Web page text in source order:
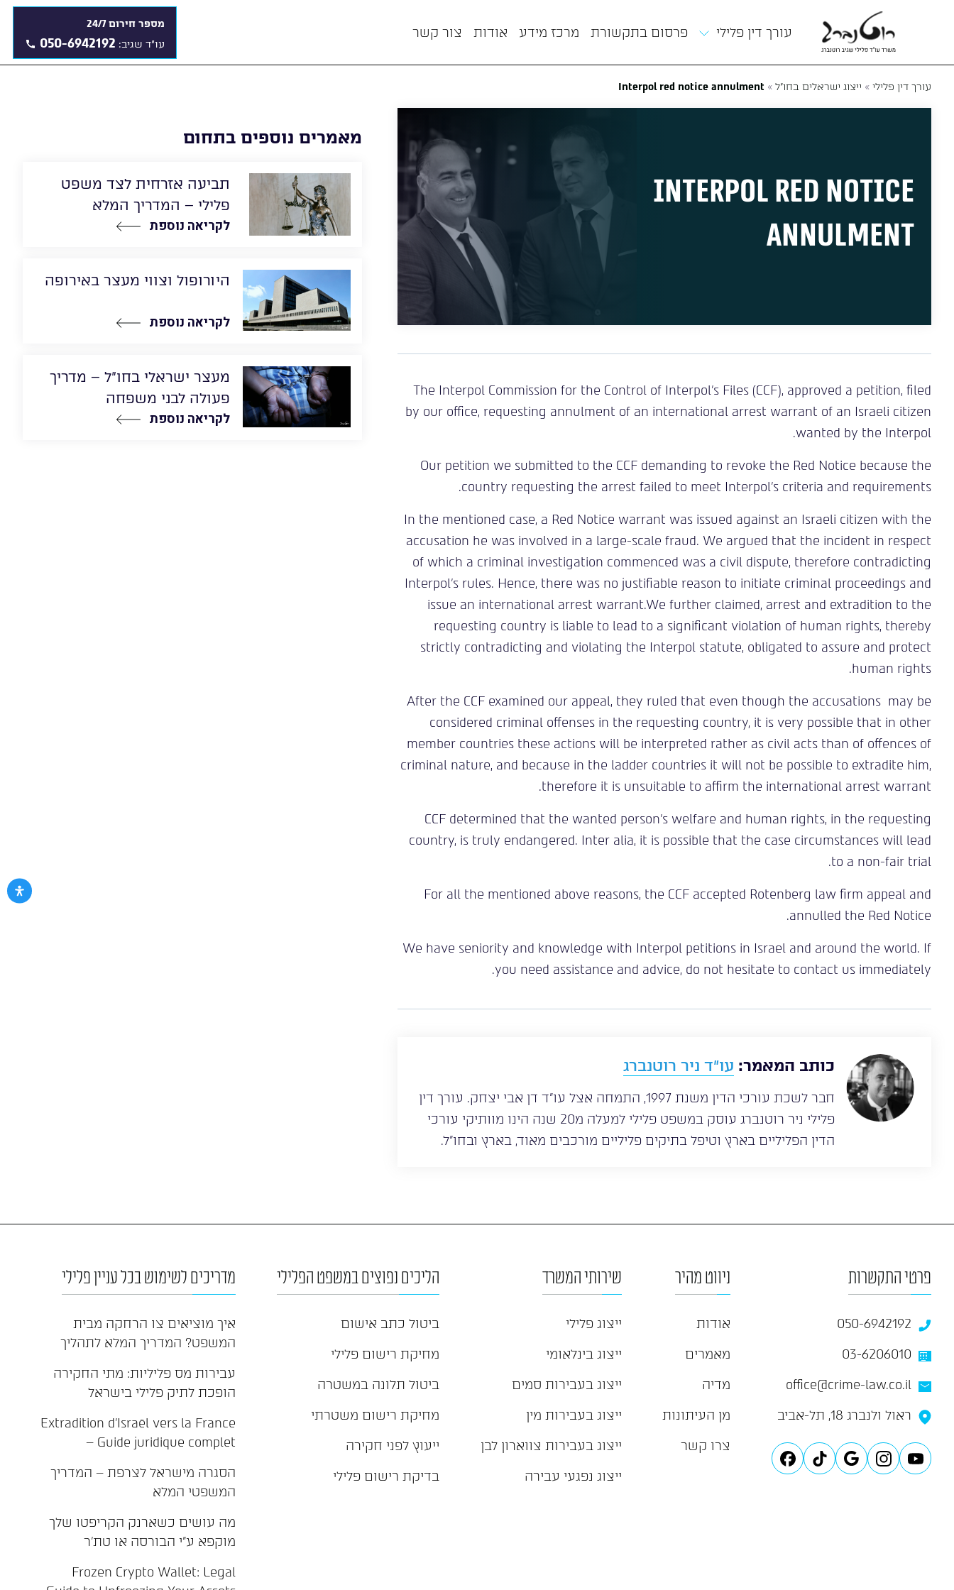
עורך דין פלילי פרסום בתקשורת מרכז מידע אודות צור קשר
מספר חירום 24/7
עו"ד שגיב: 050-6942192
עורך דין פלילי » ייצוג ישראלים בחו"ל »
Interpol red notice annulment
Interpol red notice
annulment
The Interpol Commission for the Control of Interpol’s Files (CCF), approved a petition, filed
by our office, requesting annulment of an international arrest warrant of an Israeli citizen
wanted by the Interpol.
Our petition we submitted to the CCF demanding to revoke the Red Notice because the
country requesting the arrest failed to meet Interpol’s criteria and requirements.
In the mentioned case, a Red Notice warrant was issued against an Israeli citizen with the
accusation he was involved in a large-scale fraud. We argued that the incident in respect
of which a criminal investigation commenced was a civil dispute, therefore contradicting
Interpol’s rules. Hence, there was no justifiable reason to initiate criminal proceedings and
issue an international arrest warrant.We further claimed, arrest and extradition to the
requesting country is liable to lead to a significant violation of human rights, thereby
strictly contradicting and violating the Interpol statute, obligated to assure and protect
human rights.
After the CCF examined our appeal, they ruled that even though the accusations may be
considered criminal offenses in the requesting country, it is very possible that in other
member countries these actions will be interpreted rather as civil acts than of offences of
criminal nature, and because in the ladder countries it will not be possible to extradite him,
therefore it is unsuitable to affirm the international arrest warrant.
CCF determined that the wanted person’s welfare and human rights, in the requesting
country, is truly endangered. Inter alia, it is possible that the case circumstances will lead
to a non-fair trial.
For all the mentioned above reasons, the CCF accepted Rotenberg law firm appeal and
annulled the Red Notice.
We have seniority and knowledge with Interpol petitions in Israel and around the world. If
you need assistance and advice, do not hesitate to contact us immediately.
כותב המאמר: עו”ד ניר רוטנברג
חבר לשכת עורכי הדין משנת 1997, התמחה אצל עו”ד דן אבי יצחק. עורך דין
פלילי ניר רוטנברג עוסק במשפט פלילי למעלה מ20 שנה הינו מוותיקי עורכי
הדין הפליליים בארץ וטיפל בתיקים פליליים מורכבים מאוד, בארץ ובחו”ל.
מאמרים נוספים בתחום
תביעה אזרחית לצד משפט
פלילי – המדריך המלא
לקריאה נוספת
היורופול וצווי מעצר באירופה
לקריאה נוספת
מעצר ישראלי בחו”ל – מדריך
פעולה לבני משפחה
לקריאה נוספת
פרטי התקשרות
050-6942192
03-6206010
office@crime-law.co.il
ראול ולנברג 18, תל-אביב
ניווט מהיר
אודות
מאמרים
מדיה
מן העיתונות
צרו קשר
שירותי המשרד
ייצוג פלילי
ייצוג בינלאומי
ייצוג בעבירות סמים
ייצוג בעבירות מין
ייצוג בעבירות צווארון לבן
ייצוג נפגעי עבירה
הליכים נפוצים במשפט הפלילי
ביטול כתב אישום
מחיקת רישום פלילי
ביטול תלונה במשטרה
מחיקת רישום משטרתי
ייעוץ לפני חקירה
בדיקת רישום פלילי
מדריכים לשימוש בכל עניין פלילי
איך מוציאים צו הרחקה מבית
המשפט? המדריך המלא לתהליך
עבירות מס פליליות: מתי החקירה
הופכת לתיק פלילי בישראל
Extradition d'Israël vers la France
– Guide juridique complet
הסגרה מישראל לצרפת – המדריך
המשפטי המלא
מה עושים כשארנק הקריפטו שלך
מוקפא ע"י הבורסה או טת'ר
Frozen Crypto Wallet: Legal